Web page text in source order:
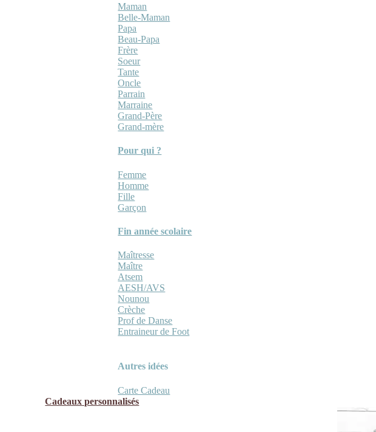
Maman
Belle-Maman
Papa
Beau-Papa
Frère
Soeur
Tante
Oncle
Parrain
Marraine
Grand-Père
Grand-mère
Pour qui ?
Femme
Homme
Fille
Garçon
Fin année scolaire
Maîtresse
Maître
Atsem
AESH/AVS
Nounou
Crèche
Prof de Danse
Entraineur de Foot
Autres idées
Carte Cadeau
Cadeaux personnalisés